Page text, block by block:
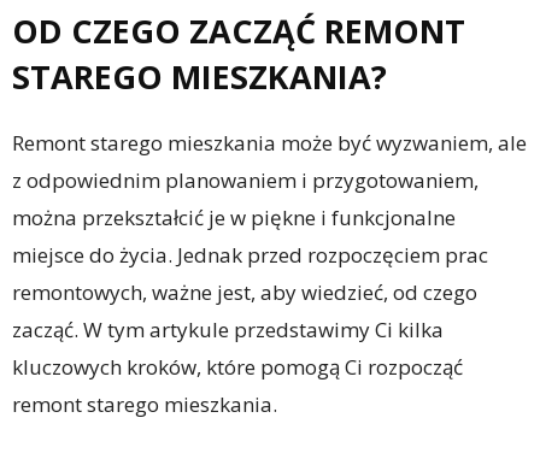
OD CZEGO ZACZĄĆ REMONT
STAREGO MIESZKANIA?
Remont starego mieszkania może być wyzwaniem, ale
z odpowiednim planowaniem i przygotowaniem,
można przekształcić je w piękne i funkcjonalne
miejsce do życia. Jednak przed rozpoczęciem prac
remontowych, ważne jest, aby wiedzieć, od czego
zacząć. W tym artykule przedstawimy Ci kilka
kluczowych kroków, które pomogą Ci rozpocząć
remont starego mieszkania.